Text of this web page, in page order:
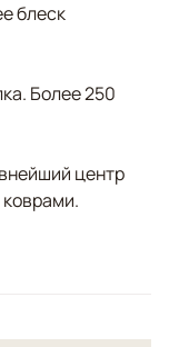
блеск
Более 250
центр